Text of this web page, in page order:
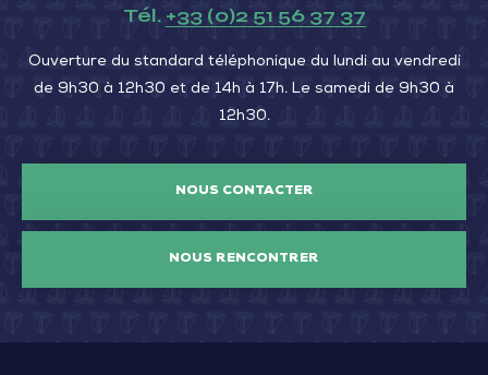
Tél. +33 (0)2 51 56 37 37
Ouverture du standard téléphonique du lundi au vendredi
de 9h30 à 12h30 et de 14h à 17h. Le samedi de 9h30 à
12h30.
NOUS CONTACTER
NOUS RENCONTRER